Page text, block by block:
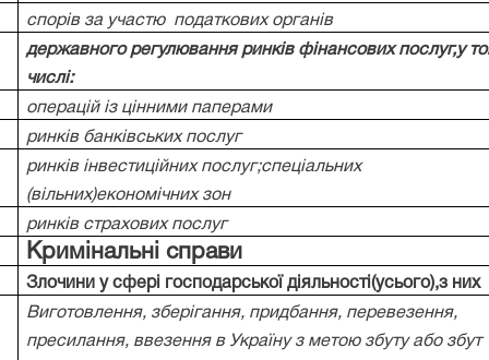
спорів за участю
податкових органів
державного регулювання ринків фінансових послуг,у
числі:
операцій із цінними паперами
ринків банківських послуг
ринків інвестиційних послуг;спеціальних
(вільних)економічних зон
ринків страхових послуг
Кримінальні справи
Злочини у сфері господарської діяльності(усього),з них
Виготовлення, зберігання, придбання, перевезення,
пресилання, ввезення в Україну з метою збуту або збут